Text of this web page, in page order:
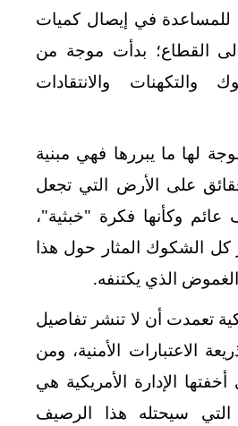
في إيصال كميات
القطاع؛ بدأت موجة من
والتكهنات والانتقادات
لها ما يبررها فهي مبنية
على الأرض التي تجعل
وكأنها فكرة "خبثية"،
كل الشكوك المثار حول هذا
الذي يكتنفه.
تعمدت أن لا تنشر تفاصيل
الاعتبارات الأمنية، ومن
الإدارة الأمريكية هي
التي سيحتله هذا الرصيف